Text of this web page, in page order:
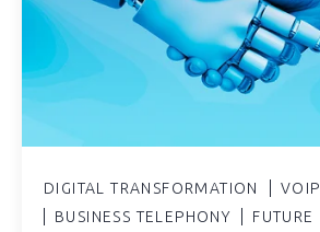
DIGITAL TRANSFORMATION
VOIP
BUSINESS TELEPHONY
FUTURE